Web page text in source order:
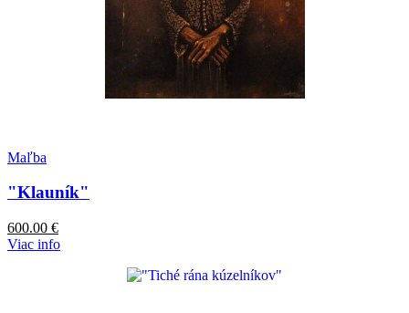
Maľba
"Klauník"
600.00 €
Viac info